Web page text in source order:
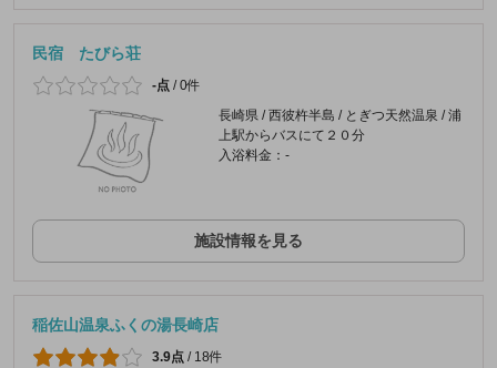
民宿 たびら荘
-点 /0件
長崎県 / 西彼杵半島 / とぎつ天然温泉 / 浦
上駅からバスにて２０分
入浴料金：-
施設情報を見る
稲佐山温泉ふくの湯長崎店
3.9点 / 18件